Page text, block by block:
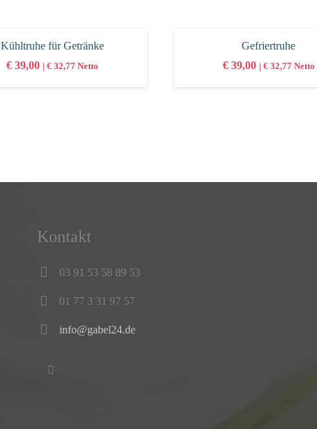
Kühltruhe für Getränke
€ 39,00 |€ 32,77 Netto
Gefriertruhe
€39,00 €32,77Netto
Kontakt
03 91 53 58 89 53
01 77 3 31 97 57
info@gabel24.de